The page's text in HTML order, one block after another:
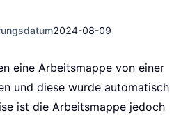
2024-08-09
eine Arbeitsmappe von einer
und diese wurde automatisch
ist die Arbeitsmappe jedoch